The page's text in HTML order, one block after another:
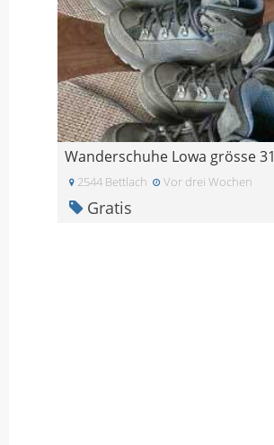
Wanderschuhe Lowa grösse 31
2544 Bettlach Vor drei Wochen
Gratis